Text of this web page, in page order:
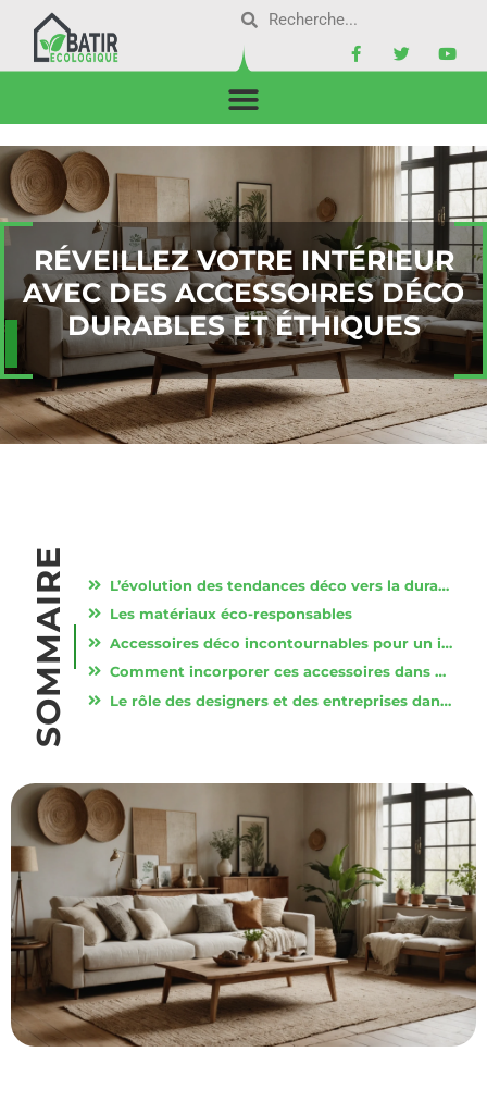
RÉVEILLEZ VOTRE INTÉRIEUR
AVEC DES ACCESSOIRES DÉCO
DURABLES ET ÉTHIQUES
SOMMAIRE
L’évolution des tendances déco vers la durabilité
Les matériaux éco-responsables
Accessoires déco incontournables pour un intérieur durable
Comment incorporer ces accessoires dans votre intérieur
Le rôle des designers et des entreprises dans la révolution verte